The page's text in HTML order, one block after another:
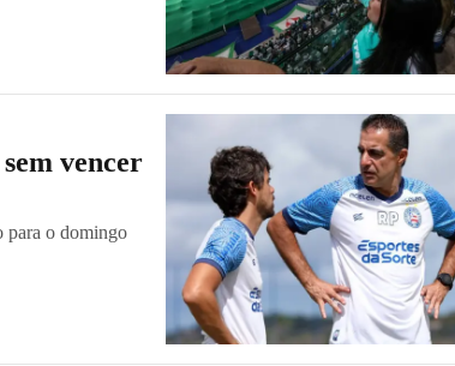
vencer
para o domingo